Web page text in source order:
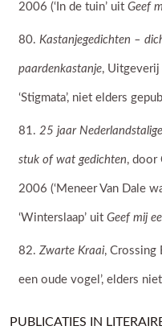
2006 (‘In de tuin’ uitGeef
Kastanjegedichten –
paardenkastanje, Uitgeverij
‘Stigmata’, niet elders
25 jaar
stuk of wat gedichten, door
2006 (‘Meneer Van Dale
‘Winterslaap’ uitGeef mij
Zwarte Kraai, Crossing
een oude vogel’, elders
PUBLICATIES IN